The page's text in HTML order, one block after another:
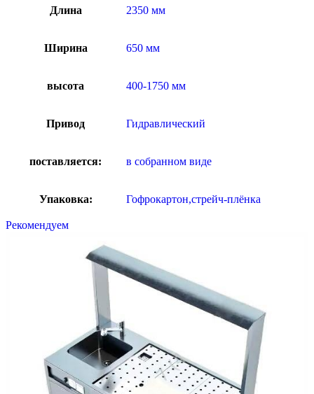
Длина 2350 мм
Ширина 650 мм
высота 400-1750 мм
Привод Гидравлический
поставляется: в собранном виде
Упаковка: Гофрокартон,стрейч-плёнка
Рекомендуем